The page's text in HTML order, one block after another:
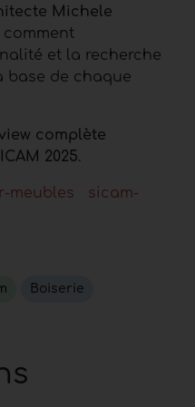
Michele
et la recherche
base de chaque
complète
2025.
meubles
sicam-
Boiserie